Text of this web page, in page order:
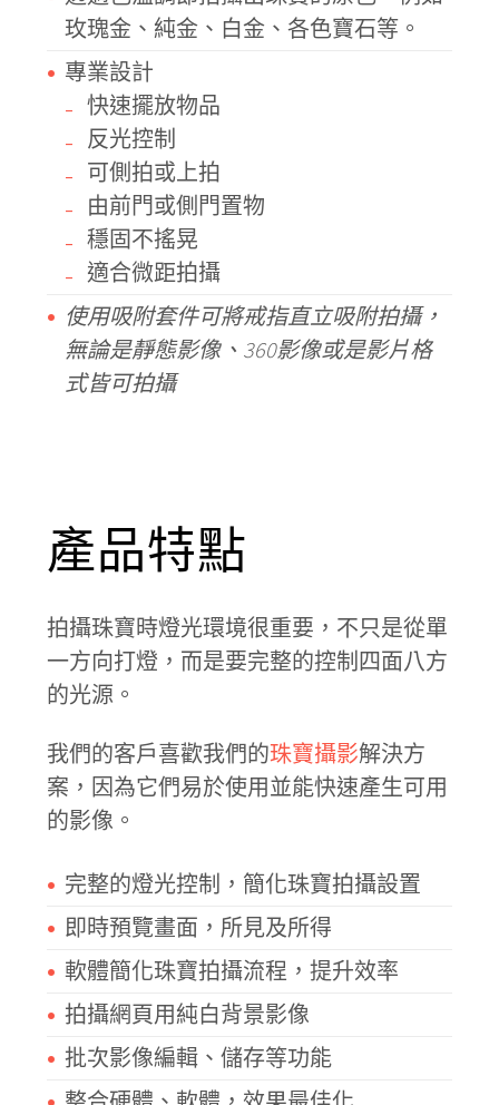
玫瑰金、純金、白金、各色寶石等。
專業設計
快速擺放物品
反光控制
可側拍或上拍
由前門或側門置物
穩固不搖晃
適合微距拍攝
使用吸附套件可將戒指直立吸附拍攝，
無論是靜態影像、360影像或是影片格
式皆可拍攝
產品特點
拍攝珠寶時燈光環境很重要，不只是從單
一方向打燈，而是要完整的控制四面八方
的光源。
我們的客戶喜歡我們的珠寶攝影解決方
案，因為它們易於使用並能快速產生可用
的影像。
完整的燈光控制，簡化珠寶拍攝設置
即時預覽畫面，所見及所得
軟體簡化珠寶拍攝流程，提升效率
拍攝網頁用純白背景影像
批次影像編輯、儲存等功能